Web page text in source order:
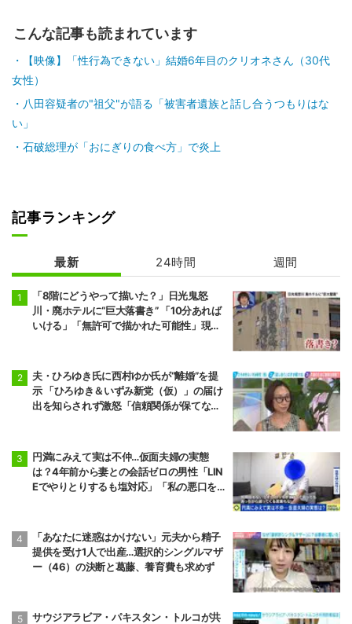
こんな記事も読まれています
【映像】「性行為できない」結婚6年目のクリオネさん（30代
女性）
八田容疑者の"祖父"が語る「被害者遺族と話し合うつもりはな
い」
石破総理が「おにぎりの食べ方」で炎上
記事ランキング
最新 24時間 週間
「8階にどうやって描いた？」日光鬼怒
川・廃ホテルに“巨大落書き” 「10分あれば
いける」「無許可で描かれた可能性」現役
夫・ひろゆき氏に西村ゆか氏が“離婚”を提
示 「ひろゆき＆いずみ新党（仮）」の届け
出を知らされず激怒「信頼関係が保てない
円満にみえて実は不仲…仮面夫婦の実態
は？4年前から妻との会話ゼロの男性「LIN
Eでやりとりするも塩対応」「私の悪口を
「あなたに迷惑はかけない」元夫から精子
提供を受け1人で出産…選択的シングルマザ
ー（46）の決断と葛藤、養育費も求めず
サウジアラビア・パキスタン・トルコが共